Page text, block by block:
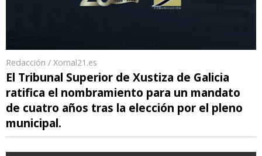
Redacción / Xornal21.es
El Tribunal Superior de Xustiza de Galicia
ratifica el nombramiento para un mandato
de cuatro años tras la elección por el pleno
municipal.